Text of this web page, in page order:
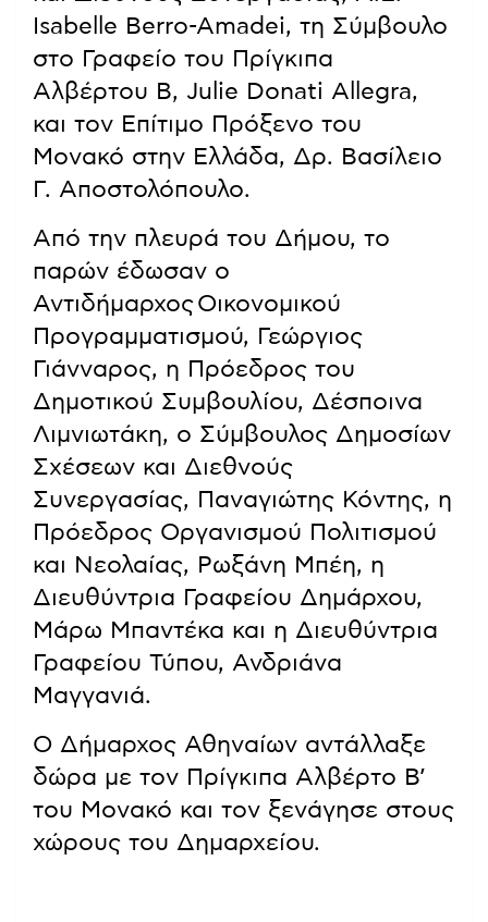
Isabelle Berro-Amadei, τη Σύμβουλο
στο Γραφείο του Πρίγκιπα
Αλβέρτου Β, Julie Donati Allegra,
και τον Επίτιμο Πρόξενο του
Μονακό στην Ελλάδα, Δρ. Βασίλειο
Γ. Αποστολόπουλο.
Από την πλευρά του Δήμου, το
παρών έδωσαν ο
Αντιδήμαρχος Οικονομικού
Προγραμματισμού, Γεώργιος
Γιάνναρος, η Πρόεδρος του
Δημοτικού Συμβουλίου, Δέσποινα
Λιμνιωτάκη, ο Σύμβουλος Δημοσίων
Σχέσεων και Διεθνούς
Συνεργασίας, Παναγιώτης Κόντης, η
Πρόεδρος Οργανισμού Πολιτισμού
και Νεολαίας, Ρωξάνη Μπέη, η
Διευθύντρια Γραφείου Δημάρχου,
Μάρω Μπαντέκα και η Διευθύντρια
Γραφείου Τύπου, Ανδριάνα
Μαγγανιά.
Ο Δήμαρχος Αθηναίων αντάλλαξε
δώρα με τον Πρίγκιπα Αλβέρτο Β’
του Μονακό και τον ξενάγησε στους
χώρους του Δημαρχείου.